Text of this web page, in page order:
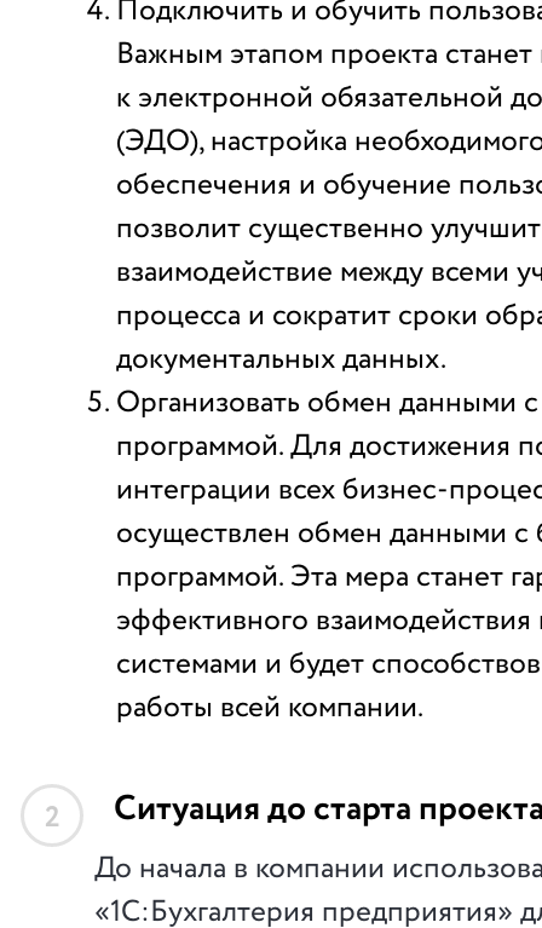
Подключить и обучить
Важным этапом проекта
к электронной обязательной
(ЭДО), настройка
обеспечения и обучение
позволит существенно
взаимодействие между всеми
процесса и сократит сроки
документальных данных.
Организовать обмен данными
программой. Для достижения
интеграции всех бизнес-
осуществлен обмен данными с
программой. Эта мера станет
эффективного
системами и будет
работы всей компании.
2 Ситуация до старта
До начала в компании
«1С:Бухгалтерия предприятия»